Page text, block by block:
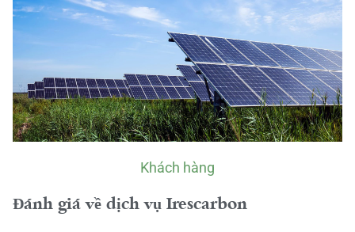
Khách hàng
Đánh giá về dịch vụ Irescarbon